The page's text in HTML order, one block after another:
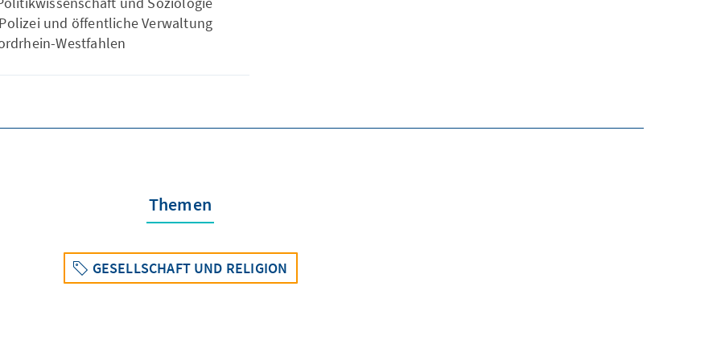
und öffentliche Verwaltung
Westfahlen
Themen
GESELLSCHAFT UND RELIGION